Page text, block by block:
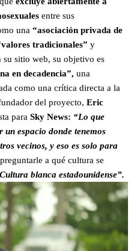
entre sus
una “asociación privada de
tradicionales” y
su sitio web, su objetivo es
en decadencia”, una
como una crítica directa a la
del proyecto, Eric
para Sky News: “Lo que
un espacio donde tenemos
vecinos, y eso es solo para
a qué cultura se
blanca estadounidense”.